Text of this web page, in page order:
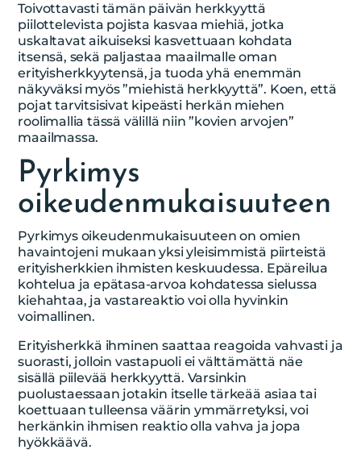
Toivottavasti tämän päivän herkkyyttä
piilottelevista pojista kasvaa miehiä, jotka
uskaltavat aikuiseksi kasvettuaan kohdata
itsensä, sekä paljastaa maailmalle oman
erityisherkkyytensä, ja tuoda yhä enemmän
näkyväksi myös ”miehistä herkkyyttä”. Koen, että
pojat tarvitsisivat kipeästi herkän miehen
roolimallia tässä välillä niin ”kovien arvojen”
maailmassa.
Pyrkimys
oikeudenmukaisuuteen
Pyrkimys oikeudenmukaisuuteen on omien
havaintojeni mukaan yksi yleisimmistä piirteistä
erityisherkkien ihmisten keskuudessa. Epäreilua
kohtelua ja epätasa-arvoa kohdatessa sielussa
kiehahtaa, ja vastareaktio voi olla hyvinkin
voimallinen.
Erityisherkkä ihminen saattaa reagoida vahvasti ja
suorasti, jolloin vastapuoli ei välttämättä näe
sisällä piilevää herkkyyttä. Varsinkin
puolustaessaan jotakin itselle tärkeää asiaa tai
koettuaan tulleensa väärin ymmärretyksi, voi
herkänkin ihmisen reaktio olla vahva ja jopa
hyökkäävä.